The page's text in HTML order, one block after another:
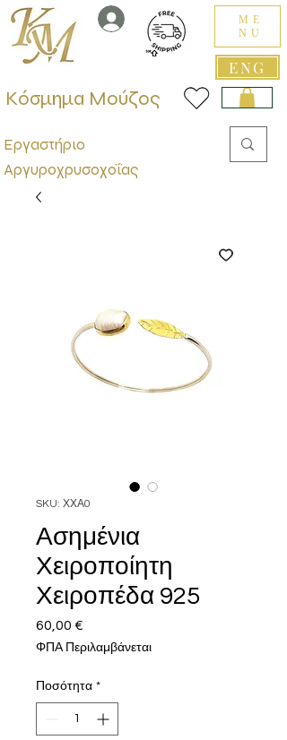
ENG
ME
NU
Εργαστήριο
Αργυροχρυσοχοΐας
Κόσμημα Μούζος
SKU: ΧΧΑ0
Ασημένια
Χειροποίητη
Χειροπέδα 925
60,00 €
ΦΠΑ Περιλαμβάνεται
Ποσότητα *